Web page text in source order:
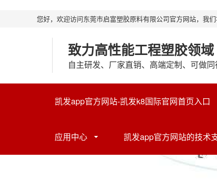
您好，欢迎访问东莞市启富塑胶原料有限公司官方网站，我们
致力高性能工程塑胶领域
自主研发、厂家直销、高端定制、可做
凯发app官方网站-凯发k8国际官网首页入口
应用中心 凯发app官方网站的技术